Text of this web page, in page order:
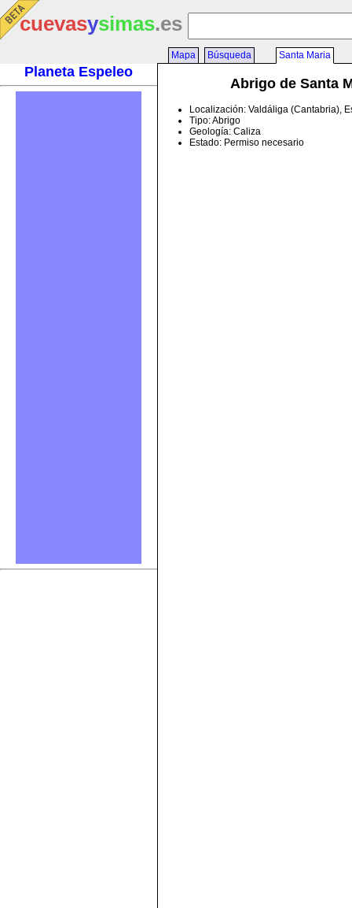
cuevasysimas.es
Planeta Espeleo
Mapa Búsqueda Santa Maria
Abrigo de Santa
Localización: Valdáliga (Cantabria),
Tipo: Abrigo
Geología: Caliza
Estado: Permiso necesario